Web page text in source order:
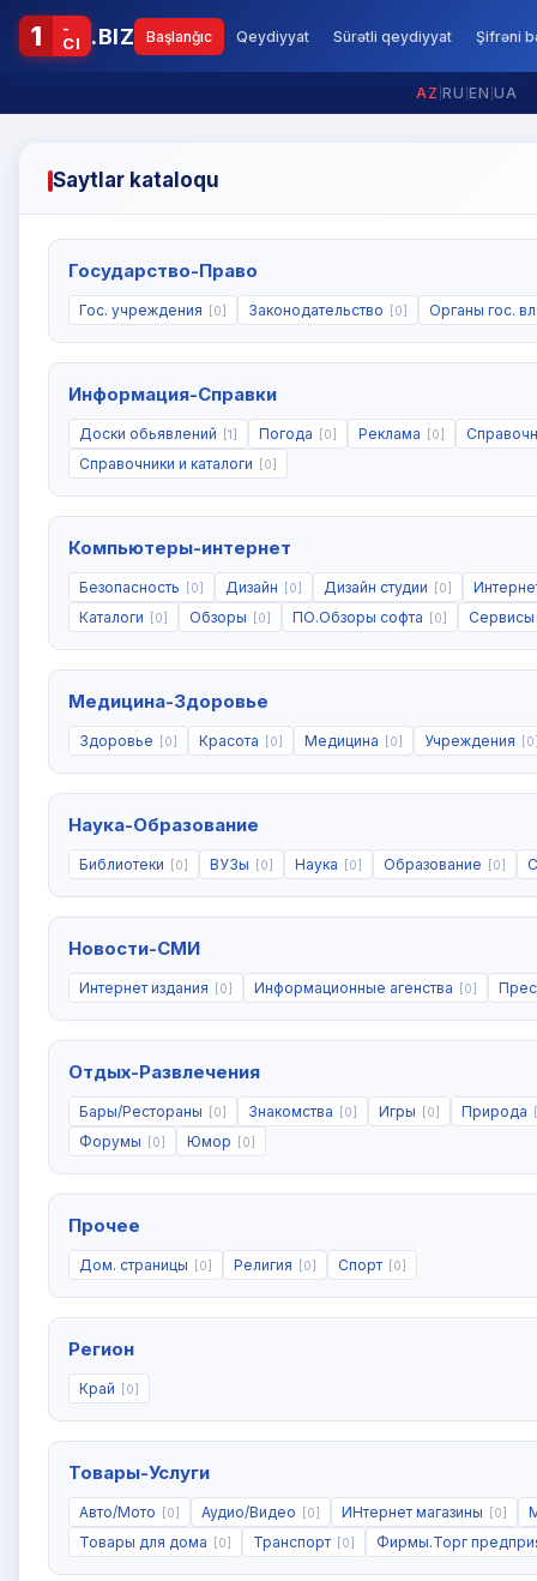
1
-
CI
.BIZ Başlanğıc Qeydiyyat Sürətli qeydiyyat Şifrəni
AZ RU EN UA
Saytlar kataloqu
Государство-Право
Гос. учреждения [0] Законодательство [0] Органы гос.
Информация-Справки
Доски обьявлений [1] Погода [0] Реклама [0]
Справочники и каталоги
[0]
Компьютеры-интернет
Безопасность [0] Дизайн [0] Дизайн студии [0]
Каталоги
[0] Обзоры [0] ПО.Обзоры софта [0] Сервисы
Медицина-Здоровье
Здоровье [0] Красота [0] Медицина [0] Учреждения
Наука-Образование
Библиотеки [0] ВУЗы [0] Наука [0] Образование [0]
Новости-СМИ
Интернет издания [0] Информационные агенства [0]
Отдых-Развлечения
Бары/Рестораны [0] Знакомства [0] Игры [0] Природа
Форумы [0] Юмор [0]
Прочее
Дом. страницы [0] Религия [0] Спорт [0]
Регион
Край [0]
Товары-Услуги
Авто/Мото [0] Аудио/Видео [0] ИНтернет магазины [0]
Товары для дома
[0] Транспорт [0] Фирмы.Торг